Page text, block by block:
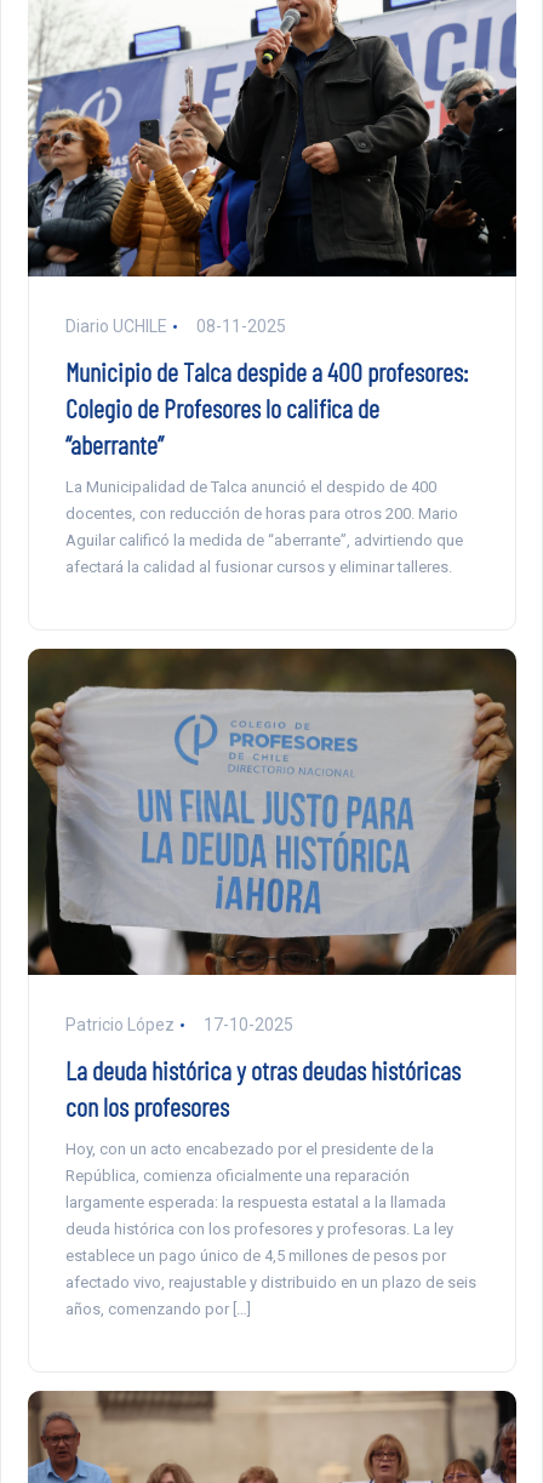
Diario UCHILE 08-11-2025
Municipio de Talca despide a 400 profesores:
Colegio de Profesores lo califica de
“aberrante”
La Municipalidad de Talca anunció el despido de 400
docentes, con reducción de horas para otros 200. Mario
Aguilar calificó la medida de “aberrante”, advirtiendo que
afectará la calidad al fusionar cursos y eliminar talleres.
Patricio López 17-10-2025
La deuda histórica y otras deudas históricas
con los profesores
Hoy, con un acto encabezado por el presidente de la
República, comienza oficialmente una reparación
largamente esperada: la respuesta estatal a la llamada
deuda histórica con los profesores y profesoras. La ley
establece un pago único de 4,5 millones de pesos por
afectado vivo, reajustable y distribuido en un plazo de seis
años, comenzando por […]